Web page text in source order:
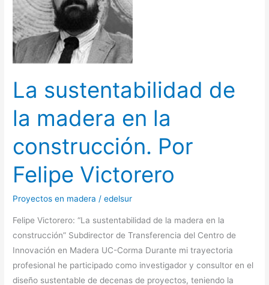
La sustentabilidad de
la madera en la
construcción. Por
Felipe Victorero
Proyectos en madera /edelsur
Felipe Victorero: “La sustentabilidad de la madera en la
construcción” Subdirector de Transferencia del Centro de
Innovación en Madera UC-Corma Durante mi trayectoria
profesional he participado como investigador y consultor en el
diseño sustentable de decenas de proyectos, teniendo la
madera
en
la
construcción.
Felipe
Victorero